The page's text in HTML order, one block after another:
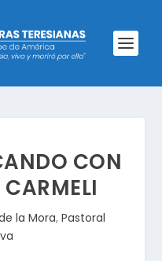
CON
la Mora, Pastoral